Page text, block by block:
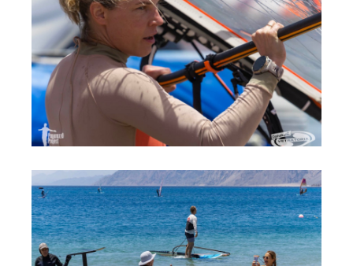
ВиндСерфКидс
Новости
Медиа
Медиа архив
Видео
Места катания
Наши Станции
Ветратория.Вьетнам